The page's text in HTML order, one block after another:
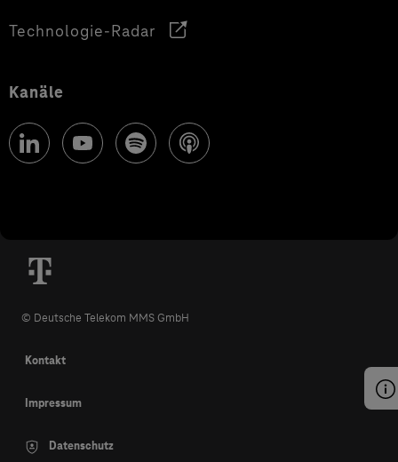
Technologie-Radar
Kanäle
© Deutsche Telekom MMS GmbH
Kontakt
Impressum
Datenschutz